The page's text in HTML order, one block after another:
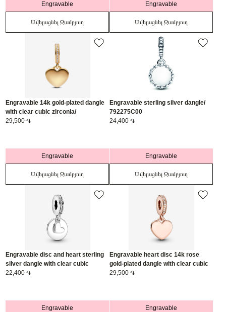
Engravable
Ավելացնել Զամբյուղ
Engravable
Ավելացնել Զամբյուղ
Engravable 14k gold-plated dangle
with clear cubic zirconia/
768761C01
29,500 ֏
Engravable
Ավելացնել Զամբյուղ
Engravable sterling silver dangle/
792275C00
24,400 ֏
Engravable
Ավելացնել Զամբյուղ
Engravable disc and heart sterling
silver dangle with clear cubic
zirconia/ 799212C01
22,400 ֏
Engravable
Engravable heart disc 14k rose
gold-plated dangle with clear cubic
zirconia/ 788761C01
29,500 ֏
Engravable